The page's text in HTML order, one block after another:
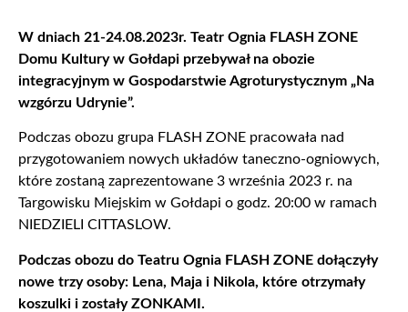
W dniach 21-24.08.2023r. Teatr Ognia FLASH ZONE
Domu Kultury w Gołdapi przebywał na obozie
integracyjnym w Gospodarstwie Agroturystycznym „Na
wzgórzu Udrynie”.
Podczas obozu grupa FLASH ZONE pracowała nad
przygotowaniem nowych układów taneczno-ogniowych,
które zostaną zaprezentowane 3 września 2023 r. na
Targowisku Miejskim w Gołdapi o godz. 20:00 w ramach
NIEDZIELI CITTASLOW.
Podczas obozu do Teatru Ognia FLASH ZONE dołączyły
nowe trzy osoby: Lena, Maja i Nikola, które otrzymały
koszulki i zostały ZONKAMI.